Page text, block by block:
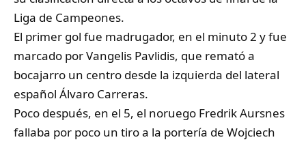
Liga de Campeones.
El primer gol fue madrugador, en el minuto 2 y fue
marcado por Vangelis Pavlidis, que remató a
bocajarro un centro desde la izquierda del lateral
español Álvaro Carreras.
Poco después, en el 5, el noruego Fredrik Aursnes
fallaba por poco un tiro a la portería de Wojciech